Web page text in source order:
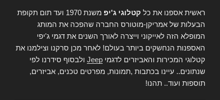
ראשית אספנו את כל קטלוגי ג'יפ
משנת 1970 ועד תום תקופת
הבעלות של אמריקן-מוטורס החברה שהפכה את המותג
המופלא הזה לאייקוני וייצרה לאורך השנים את דגמי ג'יפי
האספנות הנחשקים ביותר בעולם! לאחר מכן סרקנו וצילמנו את
קטלוגי המכירות והאביזרים לדגמי Jeep ולבסוף סידרנו לפי
שנתונים.. עיינו בכתבות ,תמונות, מפרטים טכנים, אביזרים,
תוספות ועוד.. תהנו!